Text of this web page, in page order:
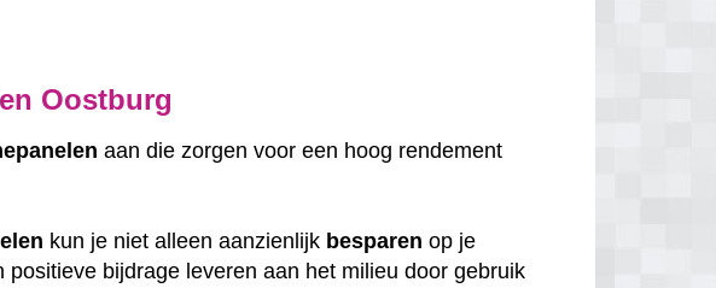
Oostburg
aan die zorgen voor een hoog rendement
kun je niet alleen aanzienlijk besparen op je
positieve bijdrage leveren aan het milieu door gebruik